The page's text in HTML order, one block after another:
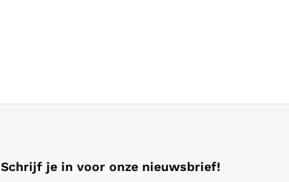
Schrijf je in voor onze nieuwsbrief!